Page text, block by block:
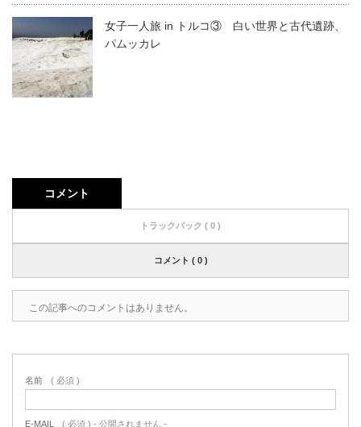
女子一人旅 in トルコ③ 白い世界と古代遺跡、
パムッカレ
コメント
トラックバック ( 0 )
コメント ( 0 )
この記事へのコメントはありません。
名前 ( 必須 )
E-MAIL ( 必須 ) - 公開されません -